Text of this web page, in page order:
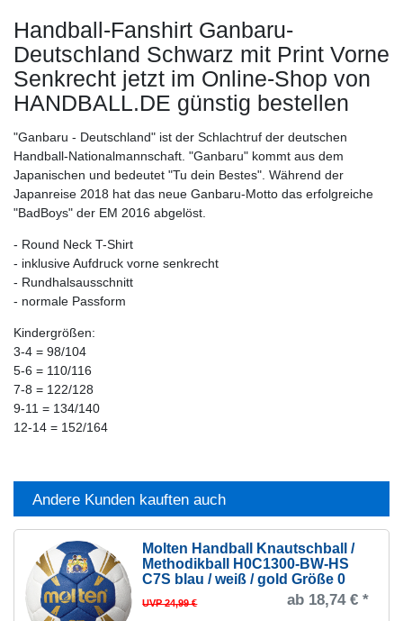
Handball-Fanshirt Ganbaru-
Deutschland Schwarz mit Print Vorne
Senkrecht jetzt im Online-Shop von
HANDBALL.DE günstig bestellen
"Ganbaru - Deutschland" ist der Schlachtruf der deutschen
Handball-Nationalmannschaft. "Ganbaru" kommt aus dem
Japanischen und bedeutet "Tu dein Bestes". Während der
Japanreise 2018 hat das neue Ganbaru-Motto das erfolgreiche
"BadBoys" der EM 2016 abgelöst.
- Round Neck T-Shirt
- inklusive Aufdruck vorne senkrecht
- Rundhalsausschnitt
- normale Passform
Kindergrößen:
3-4 = 98/104
5-6 = 110/116
7-8 = 122/128
9-11 = 134/140
12-14 = 152/164
Andere Kunden kauften auch
Molten Handball Knautschball /
Methodikball H0C1300-BW-HS
C7S blau / weiß / gold Größe 0
UVP 24,99 € ab 18,74 € *